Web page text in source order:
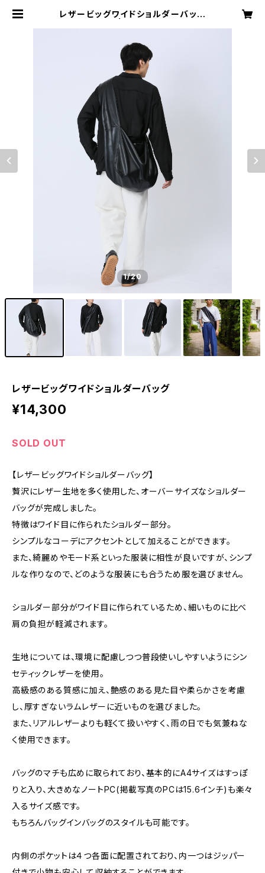
レザービッグワイドショルダーバッグ
1/20
レザービッグワイドショルダーバッグ
¥14,300
SOLD OUT
【レザービッグワイドショルダーバッグ】
贅沢にレザー生地を多く使用した、オーバーサイズなショルダー
バッグが完成しました。
特徴はワイド目に作られたショルダー部分。
シンプルなコーデにアクセントとして加えることができます。
また、綺麗めやモード系といった服装に相性が良いですが、シンプ
ルな作りなので、どのような服装にも合うため服を選びません。
ショルダー部分がワイド目に作られているため、細いものに比べ
肩の負担が軽減されます。
生地については、環境に配慮しつつ普段使いしやすいようにシン
セティックレザーを使用。
高級感のある質感に加え、艶感のある見た目や柔らかさを考慮
し、厚すぎないラムレザーに近いものを選びました。
また、リアルレザーよりも軽くて扱いやすく、雨の日でも気兼ねな
く使用できます。
バッグのマチも広めに取られており、基本的にA4サイズはすっぽ
りと入り、大きめなノートPC(掲載写真のPCは15.6インチ)も楽々
入るサイズ感です。
もちろんバッグインバッグのスタイルも可能です。
内側のポケットは４つ各面に配置されており、内一つはジッパー